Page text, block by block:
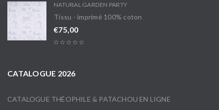
NATURAL GARDEN PARTY
Tissu - imprimé 100% coton
€75,00
CATALOGUE 2026
CATALOGUE THÉOPHILE & PATACHOU EN LIGNE